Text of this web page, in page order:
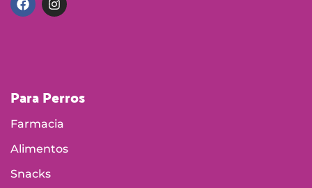
Para Perros
Farmacia
Alimentos
Snacks